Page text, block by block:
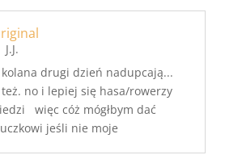
J.J.
drugi dzień nadupcają...
no i lepiej się hasa/rowerzy
więc cóż mógłbym dać
jeśli nie moje